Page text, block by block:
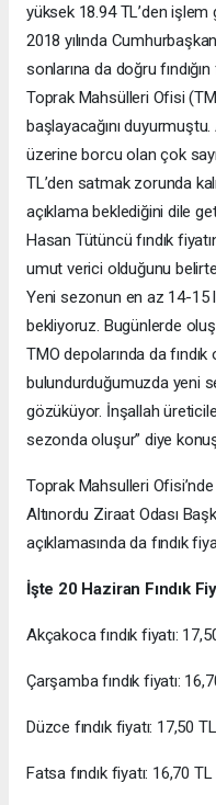
yüksek 18.94 TL’den işlem
2018 yılında
sonlarına da doğru
Toprak Mahsülleri Ofisi
başlayacağını
üzerine borcu olan çok
TL’den satmak zorunda
açıklama beklediğini dile
Hasan Tütüncü fındık
umut verici olduğunu
Yeni sezonun en az 14-15
bekliyoruz. Bugünlerde
TMO depolarında da fındık
bulundurduğumuzda yeni
gözüküyor. İnşallah
sezonda oluşur” diye
Toprak Mahsulleri Ofisi’nde
Altınordu Ziraat Odası
açıklamasında da fındık
İşte 20 Haziran Fındık
Akçakoca fındık fiyatı:
Çarşamba fındık fiyatı:
Düzce fındık fiyatı: 17,50 TL
Fatsa fındık fiyatı: 16,70 TL